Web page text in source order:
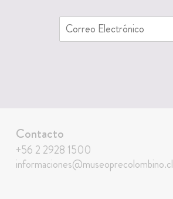
Contacto
+56 2 2928 1500
informaciones@museoprecolombino.cl